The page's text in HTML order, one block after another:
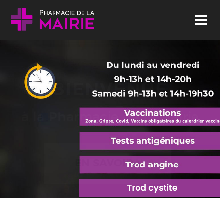
Skip to content
Menu
BIENVENUE
à la Pharmacie de la Mairie
EN SAVOIR +